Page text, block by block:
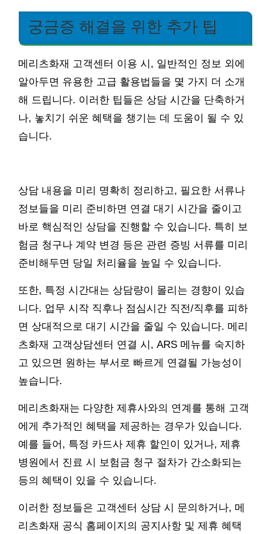
궁금증 해결을 위한 추가 팁
메리츠화재 고객센터 이용 시, 일반적인 정보 외에
알아두면 유용한 고급 활용법들을 몇 가지 더 소개
해 드립니다. 이러한 팁들은 상담 시간을 단축하거
나, 놓치기 쉬운 혜택을 챙기는 데 도움이 될 수 있
습니다.
상담 내용을 미리 명확히 정리하고, 필요한 서류나
정보들을 미리 준비하면 연결 대기 시간을 줄이고
바로 핵심적인 상담을 진행할 수 있습니다. 특히 보
험금 청구나 계약 변경 등은 관련 증빙 서류를 미리
준비해두면 당일 처리율을 높일 수 있습니다.
또한, 특정 시간대는 상담량이 몰리는 경향이 있습
니다. 업무 시작 직후나 점심시간 직전/직후를 피하
면 상대적으로 대기 시간을 줄일 수 있습니다. 메리
츠화재 고객상담센터 연결 시, ARS 메뉴를 숙지하
고 있으면 원하는 부서로 빠르게 연결될 가능성이
높습니다.
메리츠화재는 다양한 제휴사와의 연계를 통해 고객
에게 추가적인 혜택을 제공하는 경우가 있습니다.
예를 들어, 특정 카드사 제휴 할인이 있거나, 제휴
병원에서 진료 시 보험금 청구 절차가 간소화되는
등의 혜택이 있을 수 있습니다.
이러한 정보들은 고객센터 상담 시 문의하거나, 메
리츠화재 공식 홈페이지의 공지사항 및 제휴 혜택